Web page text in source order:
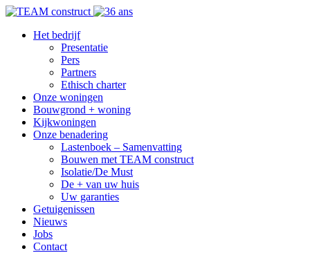
Het bedrijf
Presentatie
Pers
Partners
Ethisch charter
Onze woningen
Bouwgrond + woning
Kijkwoningen
Onze benadering
Lastenboek – Samenvatting
Bouwen met TEAM construct
Isolatie/De Must
De + van uw huis
Uw garanties
Getuigenissen
Nieuws
Jobs
Contact